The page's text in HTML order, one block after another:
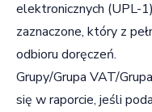
elektronicznych (UPL-
zaznaczone, który z
odbioru doręczeń.
Grupy/Grupa VAT/
się w raporcie, jeśli